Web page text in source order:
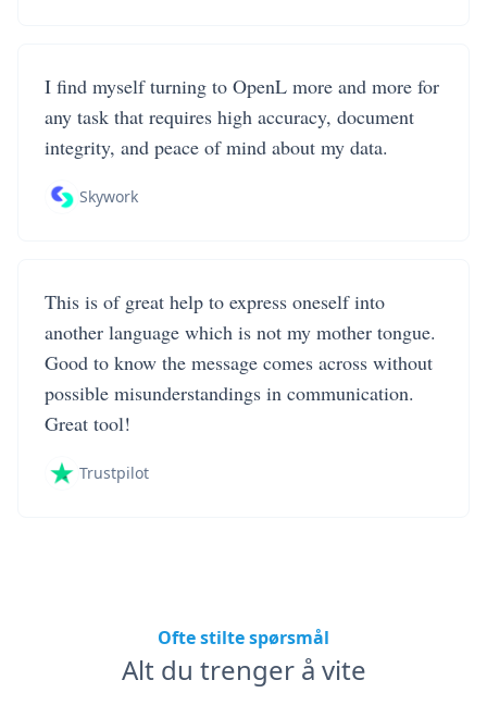
I find myself turning to OpenL more and more for
any task that requires high accuracy, document
integrity, and peace of mind about my data.
Skywork
This is of great help to express oneself into
another language which is not my mother tongue.
Good to know the message comes across without
possible misunderstandings in communication.
Great tool!
Trustpilot
Ofte stilte spørsmål
Alt du trenger å vite